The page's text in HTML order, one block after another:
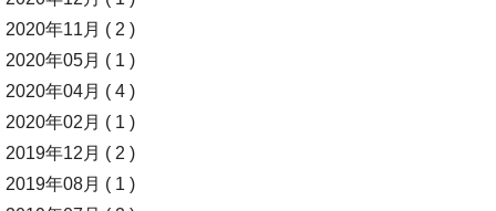
2020年11月 ( 2 )
2020年05月 ( 1 )
2020年04月 ( 4 )
2020年02月 ( 1 )
2019年12月 ( 2 )
2019年08月 ( 1 )